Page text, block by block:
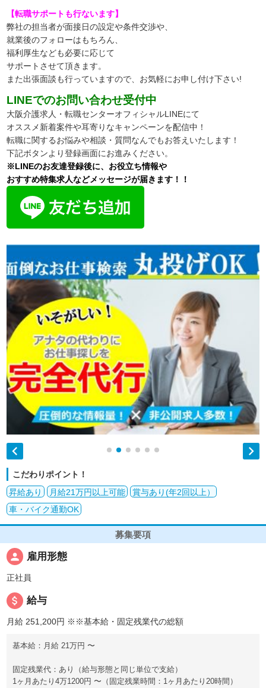
【転職サポートも行ないます】
弊社の担当者が面接日の設定や条件交渉や、
就業後のフォローはもちろん、
福利厚生なども必要に応じて
サポートさせて頂きます。
また出張面談も行っていますので、 お気軽にお申し付け下さい!
LINEでのお問い合わせ受付中
大阪介護求人・転職センターオフィシャルLINEにて
オススメ新着案件や耳寄りなキャンペーンを配信中！
転職に関するお悩みや相談・質問なんでもお答えいたします！
下記ボタンより登録画面にお進みください。
※LINEのお友達登録後に、お役立ち情報や
おすすめ特集求人などメッセージが届きます！！
 
こだわりポイント！
昇給あり
月給21万円以上可能
賞与あり(年2回以上）
車・バイク通勤OK
募集要項
person 雇用形態
正社員
attach_money 給与
月給 251,200円 ※※基本給・固定残業代の総額
基本給：月給 21万円 〜
固定残業代：あり（給与形態と同じ単位で支給）
1ヶ月あたり4万1200円 〜（固定残業時間：1ヶ月あたり20時間）